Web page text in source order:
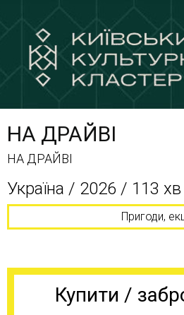
НА ДРАЙВІ
НА ДРАЙВІ
Україна / 2026 / 113 хв
Пригоди,
Купити /